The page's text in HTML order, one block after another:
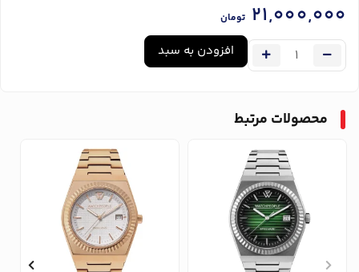
21,000,000 تومان
افزودن به سبد
محصولات مرتبط